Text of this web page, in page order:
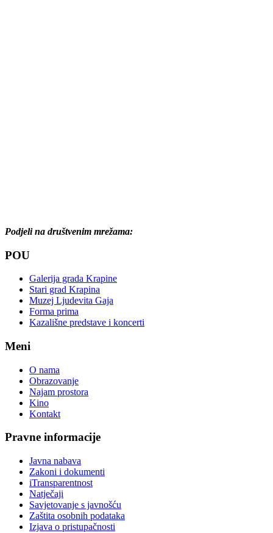
Podjeli na društvenim mrežama:
POU
Galerija grada Krapine
Stari grad Krapina
Muzej Ljudevita Gaja
Forma prima
Kazališne predstave i koncerti
Meni
O nama
Obrazovanje
Najam prostora
Kino
Kontakt
Pravne informacije
Javna nabava
Zakoni i dokumenti
iTransparentnost
Natječaji
Savjetovanje s javnošću
Zaštita osobnih podataka
Izjava o pristupačnosti